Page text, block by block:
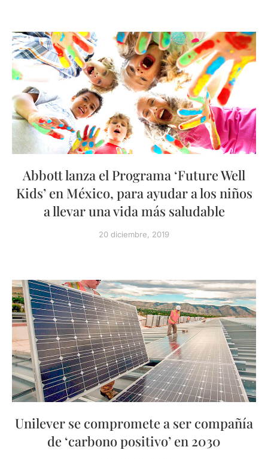
Abbott lanza el Programa ‘Future Well
Kids’ en México, para ayudar a los niños
a llevar una vida más saludable
20 diciembre, 2019
Unilever se compromete a ser compañía
de ‘carbono positivo’ en 2030